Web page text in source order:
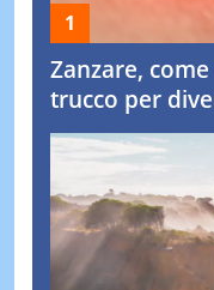
Zanzare,
trucco per